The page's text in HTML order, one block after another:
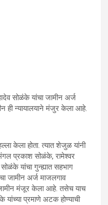
सोळंके यांचा जामीन अर्ज
ही न्यायालयाने मंजुर केला आहे.
केला होता. त्यात शेजुळ यांनी
प्रकाश सोळंके, रामेश्वर
यांचा गुन्ह्यात सहभाग
जामीन अर्ज माजलगाव
जामीन मंजूर केला आहे. तसेच याच
यांच्या प्रमाणे अटक होण्याची